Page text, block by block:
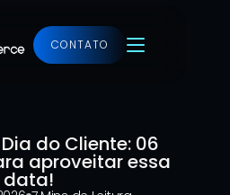
CONTATO
do Cliente: 06
aproveitar essa
data!